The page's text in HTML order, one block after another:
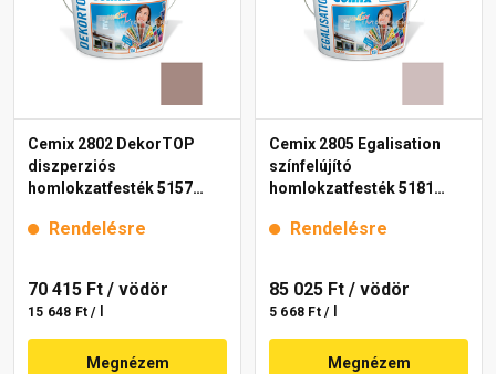
Cemix 2802 DekorTOP
diszperziós
homlokzatfesték 5157
Rendelésre
70 415 Ft / vödör
15 648 Ft / l
Megnézem
Cemix 2805 Egalisation
színfelújító
homlokzatfesték 5181
Rendelésre
85 025 Ft / vödör
5 668 Ft / l
Megnézem